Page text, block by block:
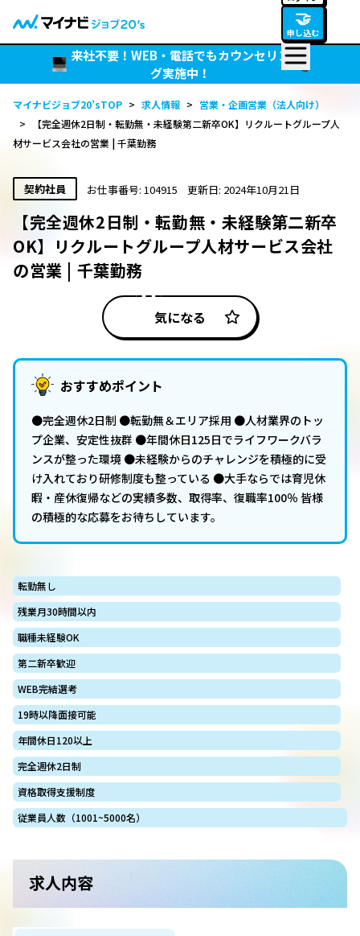
🤝
申し込む
来社不要！WEB・電話でもカウンセリン
グ実施中！
マイナビジョブ20’sTOP > 求人情報 > 営業・企画営業（法人向け）
>
【完全週休2日制・転勤無・未経験第二新卒OK】リクルートグループ人
材サービス会社の営業 | 千葉勤務
契約社員 お仕事番号: 104915 更新日: 2024年10月21日
【完全週休2日制・転勤無・未経験第二新卒
OK】リクルートグループ人材サービス会社
の営業 | 千葉勤務
気になる
おすすめポイント
●完全週休2日制 ●転勤無＆エリア採用 ●人材業界のトッ
プ企業、安定性抜群 ●年間休日125日でライフワークバラ
ンスが整った環境 ●未経験からのチャレンジを積極的に受
け入れており研修制度も整っている ●大手ならでは育児休
暇・産休復帰などの実績多数、取得率、復職率100％ 皆様
の積極的な応募をお待ちしています。
転勤無し
残業月30時間以内
職種未経験OK
第二新卒歓迎
WEB完結選考
19時以降面接可能
年間休日120以上
完全週休2日制
資格取得支援制度
従業員人数（1001~5000名）
求人内容